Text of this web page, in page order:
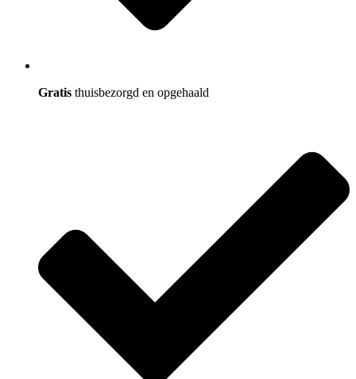
Gratis thuisbezorgd en opgehaald